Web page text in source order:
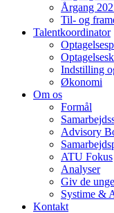
Årgang
Til- og
Talentkoordinator
Indstilling
Økonomi
Om os
Formål
Advisory
ATU Fokus
Analyser
Giv de
Systime &
Kontakt